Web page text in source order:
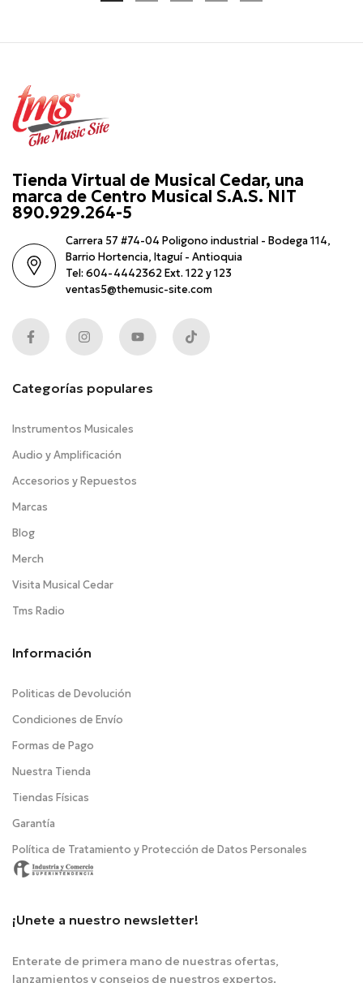
Tienda Virtual de Musical Cedar, una
marca de Centro Musical S.A.S. NIT
890.929.264-5
Carrera 57 #74-04 Poligono industrial - Bodega 114,
Barrio Hortencia, Itaguí - Antioquia
Tel: 604-4442362 Ext. 122 y 123
ventas5@themusic-site.com
Categorías populares
Instrumentos Musicales
Audio y Amplificación
Accesorios y Repuestos
Marcas
Blog
Merch
Visita Musical Cedar
Tms Radio
Información
Politicas de Devolución
Condiciones de Envío
Formas de Pago
Nuestra Tienda
Tiendas Físicas
Garantía
Política de Tratamiento y Protección de Datos Personales
¡Unete a nuestro newsletter!
Enterate de primera mano de nuestras ofertas,
lanzamientos y consejos de nuestros expertos.